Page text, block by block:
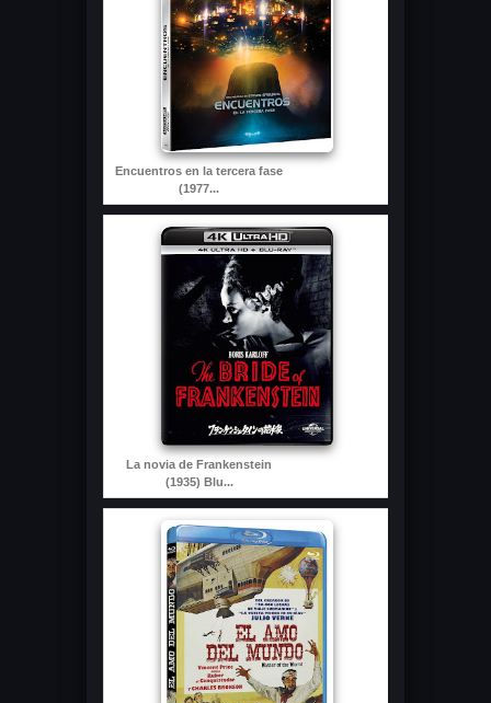
Encuentros en la tercera fase
(1977...
La novia de Frankenstein
(1935) Blu...